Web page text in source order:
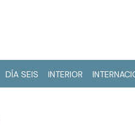
DÍA SEIS INTERIOR